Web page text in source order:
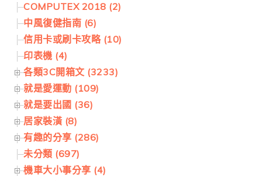
COMPUTEX 2018 (2)
中風復健指南 (6)
信用卡或刷卡攻略 (10)
印表機 (4)
各類3C開箱文 (3233)
就是愛運動 (109)
就是要出國 (36)
居家裝潢 (8)
有趣的分享 (286)
未分類 (697)
機車大小事分享 (4)